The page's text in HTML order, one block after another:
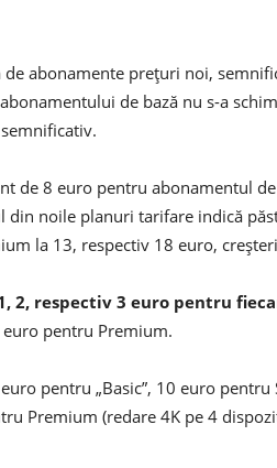
abonamente preţuri noi,
de bază nu s-a
de 8 euro pentru abonamentul
noile planuri tarifare indică
la 13, respectiv 18 euro,
2, respectiv 3 euro pentru
pentru Premium.
pentru „Basic”, 10 euro
Premium (redare 4K pe 4